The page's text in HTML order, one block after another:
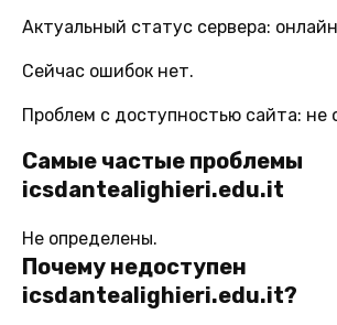
Актуальный статус сервера: онлайн
Сейчас ошибок нет.
Проблем с доступностью сайта: не
Самые частые проблемы
icsdantealighieri.edu.it
Не определены.
Почему недоступен
icsdantealighieri.edu.it?